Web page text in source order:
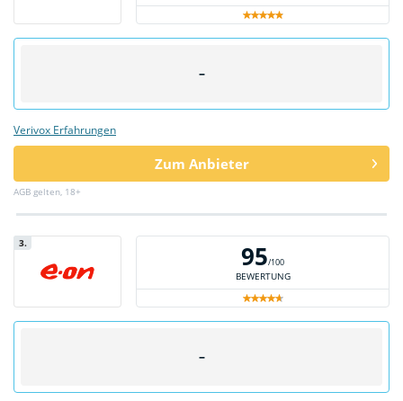
–
Verivox Erfahrungen
Zum Anbieter
AGB gelten, 18+
3. 95/100
BEWERTUNG
–